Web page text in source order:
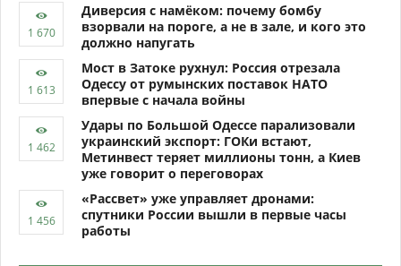
Диверсия с намёком: почему бомбу
взорвали на пороге, а не в зале, и кого это
должно напугать
Мост в Затоке рухнул: Россия отрезала
Одессу от румынских поставок НАТО
впервые с начала войны
Удары по Большой Одессе парализовали
украинский экспорт: ГОКи встают,
Метинвест теряет миллионы тонн, а Киев
уже говорит о переговорах
«Рассвет» уже управляет дронами:
спутники России вышли в первые часы
работы